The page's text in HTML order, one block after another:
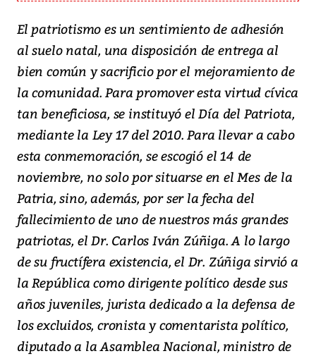
El patriotismo es un sentimiento de adhesión
al suelo natal, una disposición de entrega al
bien común y sacrificio por el mejoramiento de
la comunidad. Para promover esta virtud cívica
tan beneficiosa, se instituyó el Día del Patriota,
mediante la Ley 17 del 2010. Para llevar a cabo
esta conmemoración, se escogió el 14 de
noviembre, no solo por situarse en el Mes de la
Patria, sino, además, por ser la fecha del
fallecimiento de uno de nuestros más grandes
patriotas, el Dr. Carlos Iván Zúñiga. A lo largo
de su fructífera existencia, el Dr. Zúñiga sirvió a
la República como dirigente político desde sus
años juveniles, jurista dedicado a la defensa de
los excluidos, cronista y comentarista político,
diputado a la Asamblea Nacional, ministro de